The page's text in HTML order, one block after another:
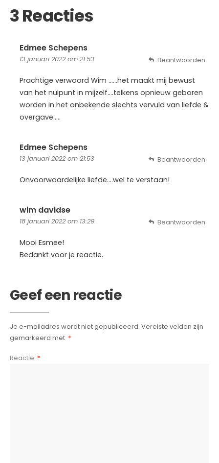
3 Reacties
Edmee Schepens
13 januari 2022 om 21:53
Prachtige verwoord Wim ……het maakt mij bewust
van het nulpunt in mijzelf….telkens opnieuw geboren
worden in het onbekende slechts vervuld van liefde &
overgave…..
Beantwoorden
Edmee Schepens
13 januari 2022 om 21:53
Onvoorwaardelijke liefde….wel te verstaan!
Beantwoorden
wim davidse
18 januari 2022 om 13:29
Mooi Esmee!
Bedankt voor je reactie.
Beantwoorden
Geef een reactie
Je e-mailadres wordt niet gepubliceerd. Vereiste velden zijn
gemarkeerd met *
Reactie *